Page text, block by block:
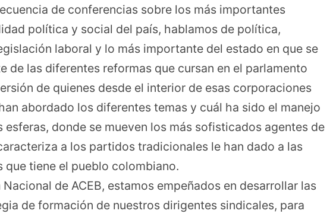
de conferencias sobre los más importantes
política y social del país, hablamos de política,
laboral y lo más importante del estado en que se
de las diferentes reformas que cursan en el parlamento
de quienes desde el interior de esas corporaciones
abordado los diferentes temas y cuál ha sido el manejo
esferas, donde se mueven los más sofisticados agentes de
a los partidos tradicionales le han dado a las
que tiene el pueblo colombiano.
de ACEB, estamos empeñados en desarrollar las
de formación de nuestros dirigentes sindicales, para